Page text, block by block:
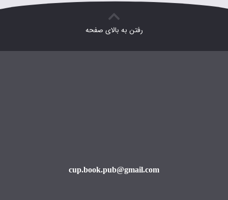
رفتن به بالای صفحه
cup.book.pub@gmail.com